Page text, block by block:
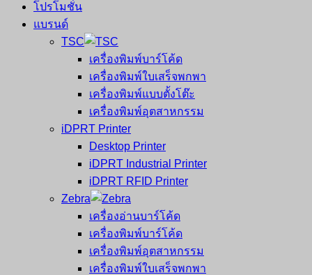
โปรโมชั่น
แบรนด์
TSC
เครื่องพิมพ์บาร์โค้ด
เครื่องพิมพ์ใบเสร็จพกพา
เครื่องพิมพ์แบบตั้งโต๊ะ
เครื่องพิมพ์อุตสาหกรรม
iDPRT Printer
Desktop Printer
iDPRT Industrial Printer
iDPRT RFID Printer
Zebra
เครื่องอ่านบาร์โค้ด
เครื่องพิมพ์บาร์โค้ด
เครื่องพิมพ์อุตสาหกรรม
เครื่องพิมพ์ใบเสร็จพกพา